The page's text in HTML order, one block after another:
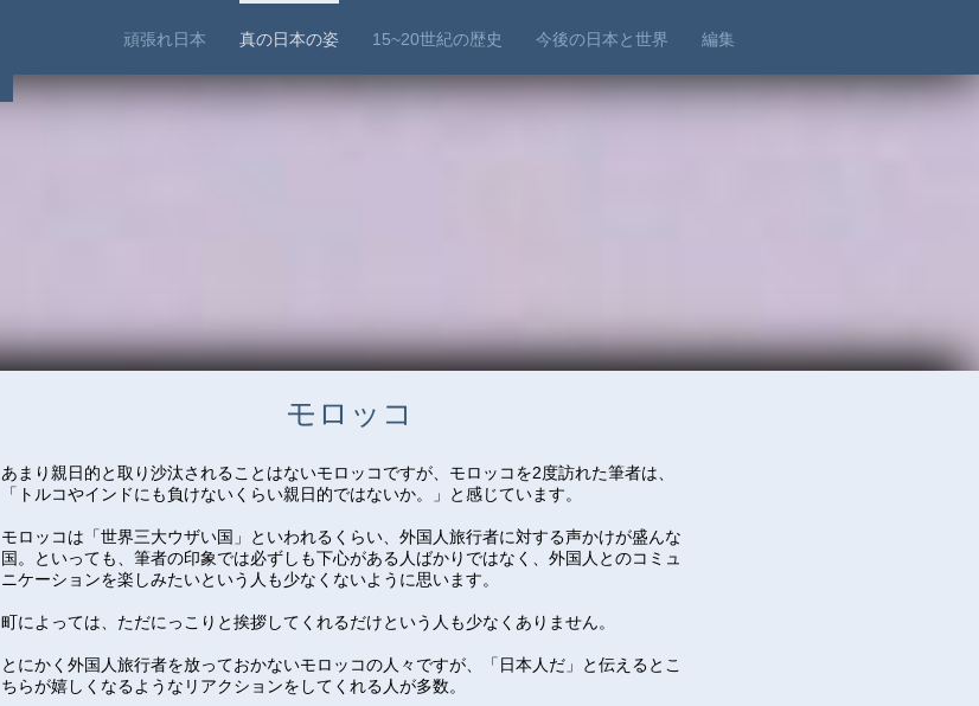
頑張れ日本 真の日本の姿 15~20世紀の歴史 今後の日本と世界 編集
モロッコ
あまり親日的と取り沙汰されることはないモロッコですが、モロッコを2度訪れた筆者は、
「トルコやインドにも負けないくらい親日的ではないか。」と感じています。
モロッコは「世界三大ウザい国」といわれるくらい、外国人旅行者に対する声かけが盛んな
国。といっても、筆者の印象では必ずしも下心がある人ばかりではなく、外国人とのコミュ
ニケーションを楽しみたいという人も少なくないように思います。
町によっては、ただにっこりと挨拶してくれるだけという人も少なくありません。
とにかく外国人旅行者を放っておかないモロッコの人々ですが、「日本人だ」と伝えるとこ
ちらが嬉しくなるようなリアクションをしてくれる人が多数。